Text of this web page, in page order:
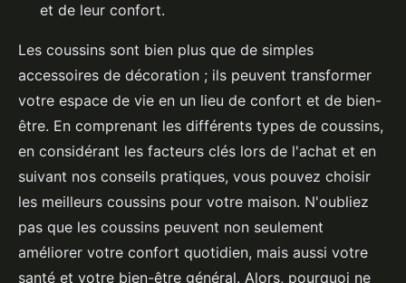
et de leur confort.
Les coussins sont bien plus que de simples
accessoires de décoration ; ils peuvent transformer
votre espace de vie en un lieu de confort et de bien-
être. En comprenant les différents types de coussins,
en considérant les facteurs clés lors de l'achat et en
suivant nos conseils pratiques, vous pouvez choisir
les meilleurs coussins pour votre maison. N'oubliez
pas que les coussins peuvent non seulement
améliorer votre confort quotidien, mais aussi votre
santé et votre bien-être général. Alors, pourquoi ne